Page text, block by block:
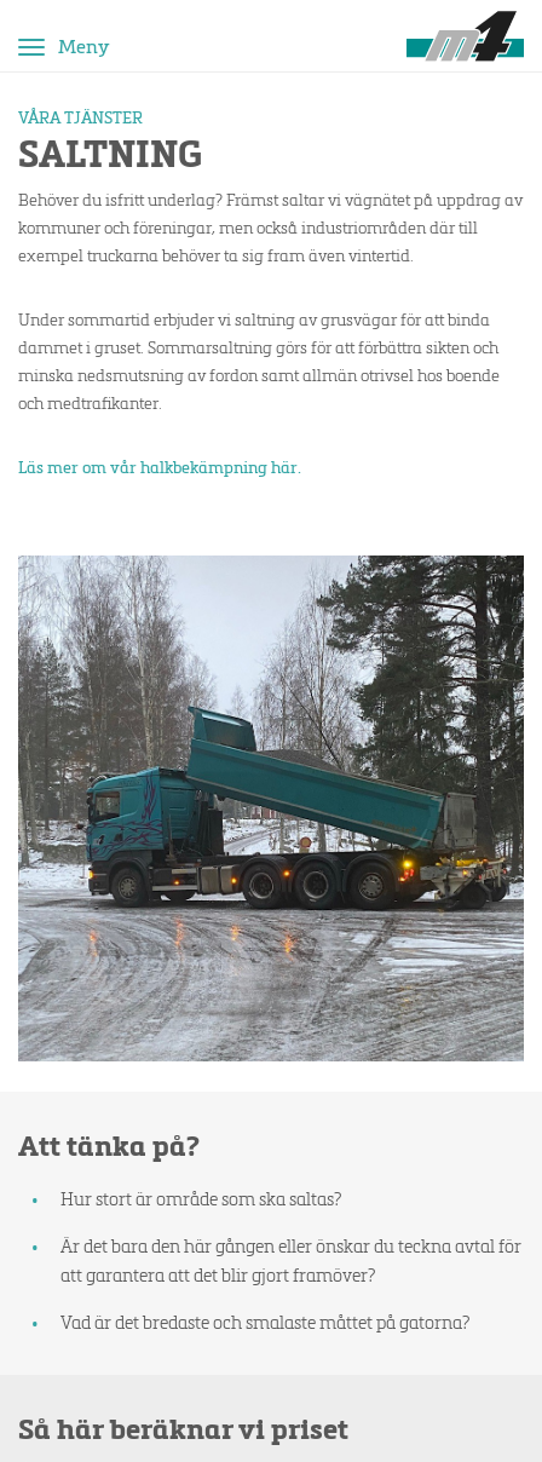
Toggle
VÅRA TJÄNSTER
SALTNING
Behöver du isfritt underlag? Främst saltar vi vägnätet på uppdrag av
kommuner och föreningar, men också industriområden där till
exempel truckarna behöver ta sig fram även vintertid.
Under sommartid erbjuder vi saltning av grusvägar för att binda
dammet i gruset. Sommarsaltning görs för att förbättra sikten och
minska nedsmutsning av fordon samt allmän otrivsel hos boende
och medtrafikanter.
Läs mer om vår halkbekämpning här.
Att tänka på?
Hur stort är område som ska saltas?
Är det bara den här gången eller önskar du teckna avtal för
att garantera att det blir gjort framöver?
Vad är det bredaste och smalaste måttet på gatorna?
Så här beräknar vi priset